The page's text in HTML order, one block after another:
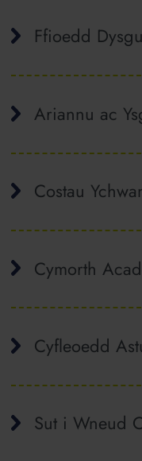
Ffioedd Dysgu
Ariannu ac
Costau
Cymorth
Cyfleoedd
Sut i Wneud